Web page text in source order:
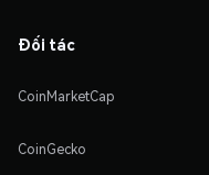
Đối tác
CoinMarketCap
CoinGecko